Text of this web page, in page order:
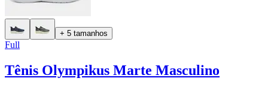
+ 5 tamanhos
Full
Tênis Olympikus Marte Masculino